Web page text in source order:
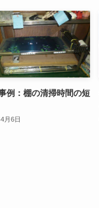
例：棚の清掃時間の短
月6日